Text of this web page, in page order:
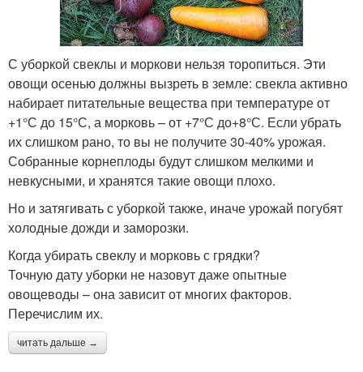
С уборкой свеклы и моркови нельзя торопиться. Эти
овощи осенью должны вызреть в земле: свекла активно
набирает питательные вещества при температуре от
+1°С до 15°С, а морковь – от +7°С до+8°С. Если убрать
их слишком рано, то вы не получите 30-40% урожая.
Собранные корнеплоды будут слишком мелкими и
невкусными, и хранятся такие овощи плохо.
Но и затягивать с уборкой также, иначе урожай погубят
холодные дожди и заморозки.
Когда убирать свеклу и морковь с грядки?
Точную дату уборки не назовут даже опытные
овощеводы – она зависит от многих факторов.
Перечислим их.
читать дальше →